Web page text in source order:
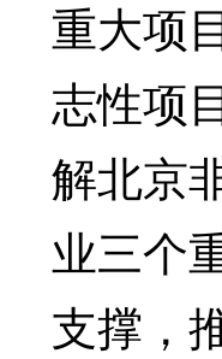
重大项
志性项
解北京
业三个
支撑，